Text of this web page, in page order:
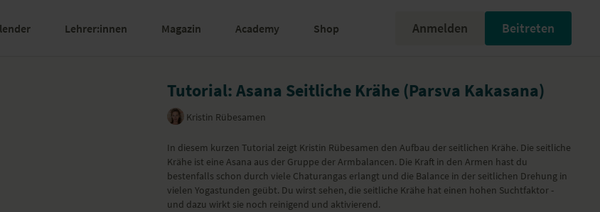
Lehrer:innen Magazin Academy Shop Anmelden Beitreten
Tutorial: Asana Seitliche Krähe (Parsva Kakasana)
Kristin Rübesamen
In diesem kurzen Tutorial zeigt Kristin Rübesamen den Aufbau der seitlichen Krähe. Die seitliche
Krähe ist eine Asana aus der Gruppe der Armbalancen. Die Kraft in den Armen hast du
bestenfalls schon durch viele Chaturangas erlangt und die Balance in der seitlichen Drehung in
vielen Yogastunden geübt. Du wirst sehen, die seitliche Krähe hat einen hohen Suchtfaktor -
und dazu wirkt sie noch reinigend und aktivierend.